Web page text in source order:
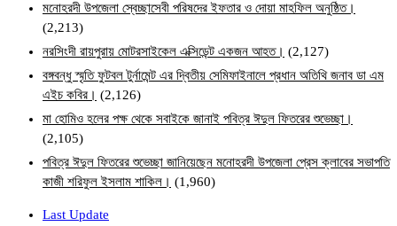
মনোহরদী উপজেলা স্বেচ্ছাসেবী পরিষদের ইফতার ও দোয়া মাহফিল অনুষ্ঠিত।
(2,213)
নরসিংদী রায়পুরায় মোটরসাইকেল এক্সিডেন্ট একজন আহত। (2,127)
বঙ্গবন্ধু স্মৃতি ফুটবল টুর্নামেন্ট এর দ্বিতীয় সেমিফাইনালে প্রধান অতিথি জনাব ডা এম
এইচ কবির। (2,126)
মা হোমিও হলের পক্ষ থেকে সবাইকে জানাই পবিত্র ঈদুল ফিতরের শুভেচ্ছা।
(2,105)
পবিত্র ঈদুল ফিতরের শুভেচ্ছা জানিয়েছেন মনোহরদী উপজেলা প্রেস ক্লাবের সভাপতি
কাজী শরিফুল ইসলাম শাকিল। (1,960)
Last Update